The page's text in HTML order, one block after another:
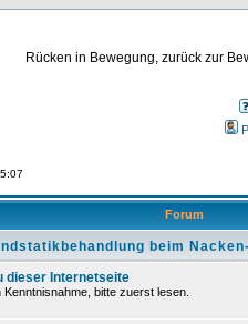
Rücken in Bewegung, zurück zur
Forum
beim
dieser Internetseite
bitte zuerst lesen.